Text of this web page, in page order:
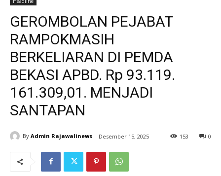
GEROMBOLAN PEJABAT
RAMPOKMASIH
BERKELIARAN DI PEMDA
BEKASI APBD. Rp 93.119.
161.309,01. MENJADI
SANTAPAN
By Admin Rajawalinews Desember 15, 2025 0
153